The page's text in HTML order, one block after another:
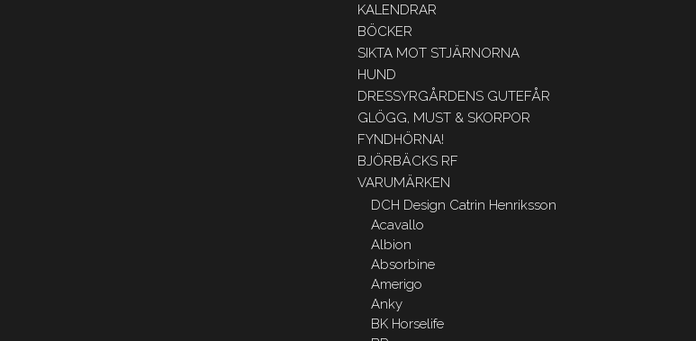
KALENDRAR
BÖCKER
SIKTA MOT STJÄRNORNA
HUND
DRESSYRGÅRDENS GUTEFÅR
GLÖGG, MUST & SKORPOR
FYNDHÖRNA!
BJÖRBÄCKS RF
VARUMÄRKEN
DCH Design Catrin Henriksson
Acavallo
Albion
Absorbine
Amerigo
Anky
BK Horselife